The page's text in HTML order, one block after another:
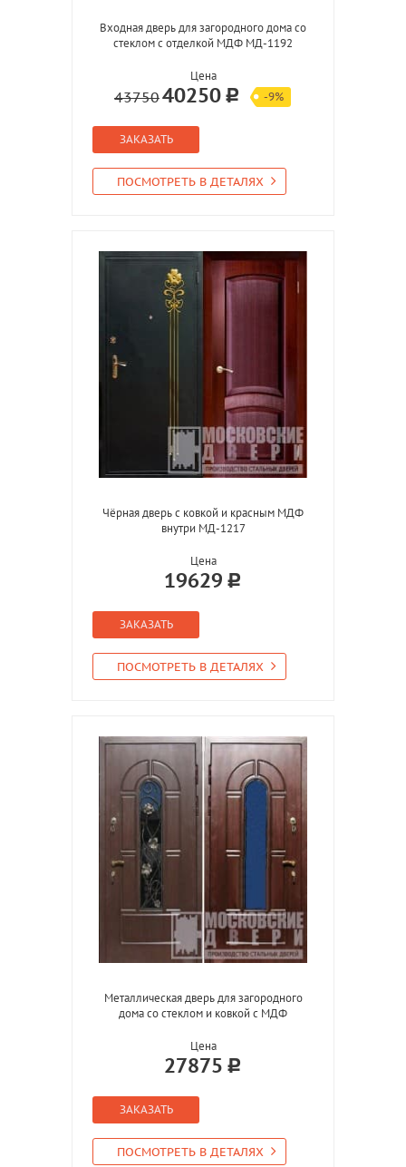
Входная дверь для загородного дома со
стеклом с отделкой МДФ МД-1192
Цена
4375040250 -9%
ЗАКАЗАТЬ
ПОСМОТРЕТЬ В ДЕТАЛЯХ
Чёрная дверь с ковкой и красным МДФ
внутри МД-1217
Цена
19629
ЗАКАЗАТЬ
ПОСМОТРЕТЬ В ДЕТАЛЯХ
Металлическая дверь для загородного
дома со стеклом и ковкой с МДФ
Цена
27875
ЗАКАЗАТЬ
ПОСМОТРЕТЬ В ДЕТАЛЯХ